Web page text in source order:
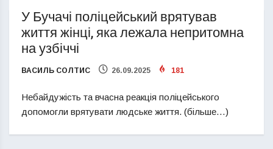
У Бучачі поліцейський врятував
життя жінці, яка лежала непритомна
на узбіччі
ВАСИЛЬ СОЛТИС 26.09.2025 181
Небайдужість та вчасна реакція поліцейського
допомогли врятувати людське життя. (більше…)